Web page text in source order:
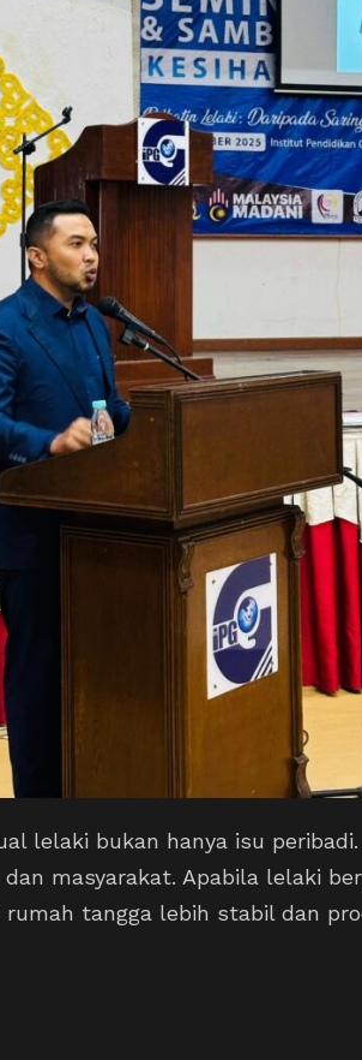
lelaki bukan hanya isu
masyarakat. Apabila lelaki
rumah tangga lebih stabil dan